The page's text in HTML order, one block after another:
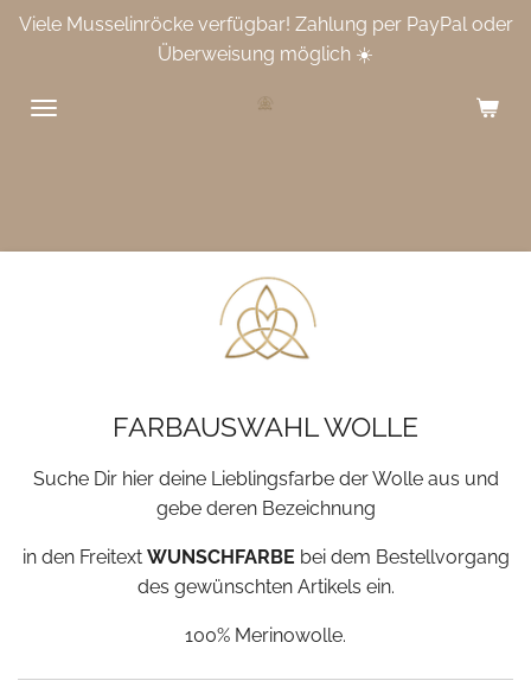
Zum
Viele Musselinröcke verfügbar! Zahlung per PayPal oder
Überweisung möglich ☀️
FARBAUSWAHL WOLLE
Suche Dir hier deine Lieblingsfarbe der Wolle aus und
gebe deren Bezeichnung
in den Freitext WUNSCHFARBE bei dem Bestellvorgang
des gewünschten Artikels ein.
100% Merinowolle.